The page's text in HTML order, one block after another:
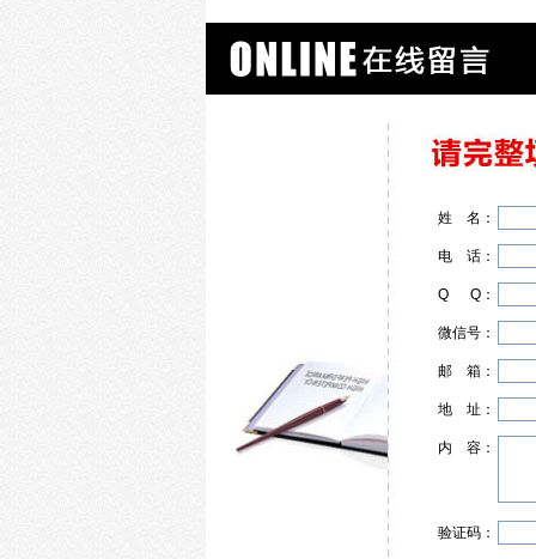
姓 名 ：
电 话 ：
Q Q ：
微信号：
邮 箱 ：
地 址 ：
内 容 ：
验证码：